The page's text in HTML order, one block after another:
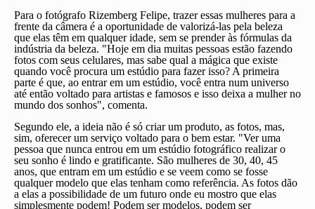
Para o fotógrafo Rizemberg Felipe, trazer essas mulheres para a
frente da câmera é a oportunidade de valorizá-las pela beleza
que elas têm em qualquer idade, sem se prender às fórmulas da
indústria da beleza. "Hoje em dia muitas pessoas estão fazendo
fotos com seus celulares, mas sabe qual a mágica que existe
quando você procura um estúdio para fazer isso? A primeira
parte é que, ao entrar em um estúdio, você entra num universo
até então voltado para artistas e famosos e isso deixa a mulher no
mundo dos sonhos", comenta.
Segundo ele, a ideia não é só criar um produto, as fotos, mas,
sim, oferecer um serviço voltado para o bem estar. "Ver uma
pessoa que nunca entrou em um estúdio fotográfico realizar o
seu sonho é lindo e gratificante. São mulheres de 30, 40, 45
anos, que entram em um estúdio e se veem como se fosse
qualquer modelo que elas tenham como referência. As fotos dão
a elas a possibilidade de um futuro onde eu mostro que elas
simplesmente podem! Podem ser modelos, podem ser